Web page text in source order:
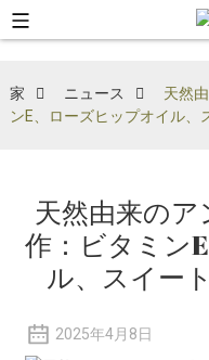
家 ニュース
天然
ンE、ローズヒップオイル、
天然由来の
作：ビタミン
ル、スイー
2025年4月8日